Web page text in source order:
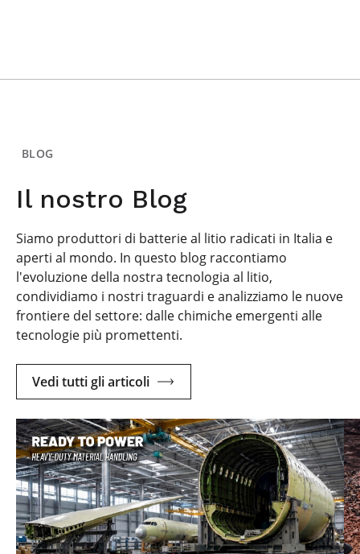
BLOG
Il nostro Blog
Siamo produttori di batterie al litio radicati in Italia e
aperti al mondo. In questo blog raccontiamo
l'evoluzione della nostra tecnologia al litio,
condividiamo i nostri traguardi e analizziamo le nuove
frontiere del settore: dalle chimiche emergenti alle
tecnologie più promettenti.
Vedi tutti gli articoli